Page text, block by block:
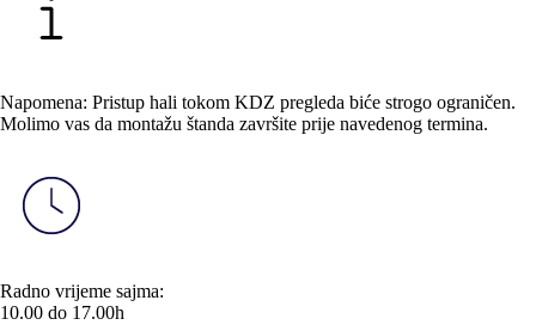
Napomena: Pristup hali tokom KDZ pregleda biće strogo ograničen.
Molimo vas da montažu štanda završite prije navedenog termina.
Radno vrijeme sajma:
10.00 do 17.00h